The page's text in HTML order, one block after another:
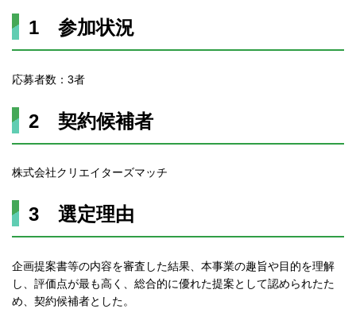
1 参加状況
応募者数：3者
2 契約候補者
株式会社クリエイターズマッチ
3 選定理由
企画提案書等の内容を審査した結果、本事業の趣旨や目的を理解
し、評価点が最も高く、総合的に優れた提案として認められたた
め、契約候補者とした。